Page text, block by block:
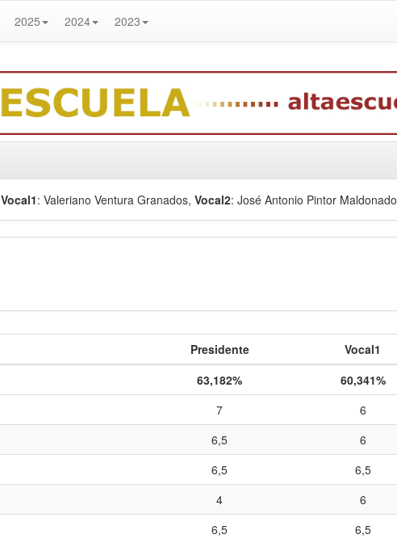
2025 2024 2023
Vocal1: Valeriano Ventura Granados, Vocal2: José Antonio Pintor Maldonado
Presidente Vocal1
63,182%
60,341%
7 6
6,5 6
6,5 6,5
4 6
6,5 6,5